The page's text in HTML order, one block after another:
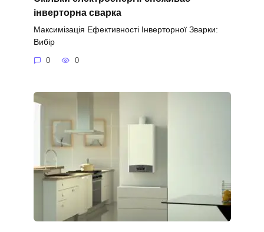
інверторна сварка
Максимізація Ефективності Інверторної Зварки:
Вибір
0 0